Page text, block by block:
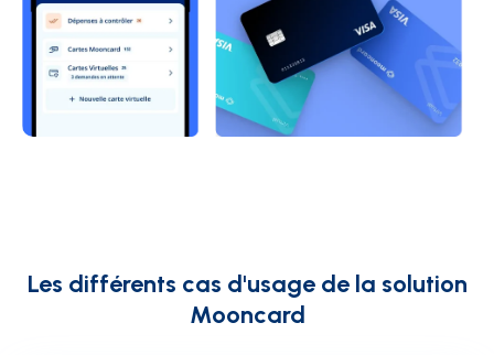
Les différents cas d'usage de la solution
Mooncard